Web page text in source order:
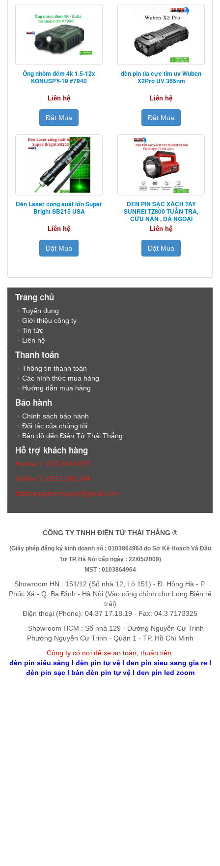
Ống nhòm đêm 4k 1.5-12x
KONUSPY-19 #7940
Liên hệ
Đặt Mua
đèn pin tia cực tím uv Wuben
X2Pro UV 365nm
Liên hệ
Đặt Mua
Đèn Laser công suất lớn Super
Bright SB215 USA
Liên hệ
Đặt Mua
ĐÈN PIN SẠC XÁCH TAY
SUNREI TZ800 TUẦN TRA,
CỨU NẠN , DÃ NGOẠI
Liên hệ
Đặt Mua
Trang chủ
Tuyển dụng
Giới thiệu công ty
Tin tức
Liên hệ
Thanh toán
Thông tin thanh toán
Các hình thức mua hàng
Hướng dẫn mua hàng
Bảo hành
Chính sách bảo hành
Đối tác của chúng tôi
Bản đồ đến Điện Tử Thái Thắng
Hỗ trợ khách hàng
Hotline 1: 097.4444.097
Hotline 2: 0912.245.244
thaithangvncompany@gmail.com
CÔNG TY TNHH ĐIỆN TỬ THÁI THẮNG ®
(Giấy phép đăng ký kinh doanh số : 0103864964 do Sở Kế Hoạch Và Đầu
Tư TP. Hà Nội cấp ngày : 22/05/2009)
MST : 0103864964
Showroom HN : 151/12 (Số nhà 12, Lô 151) - Đ. Hồng Hà - P.
Phúc Xá - Q. Ba Đình - Hà Nội (Vào cổng chính chợ Long Biên rẽ
trái)
Điện thoại (Phone): 04.37 17.18.19 - Fax: 04.3 7173325
Showroom HCM : Số nhà 129 - Đường Nguyễn Cư Trinh -
Phường Nguyễn Cư Trinh - Quận 1 - TP. Hồ Chí Minh
Công ty có nơi để xe an toàn, thuận tiện
đèn pin siêu sáng l đèn pin tự vệl den pin sieu sang gia rel
đèn pin sạcl bán đèn pin tự vệl den pin led zoom